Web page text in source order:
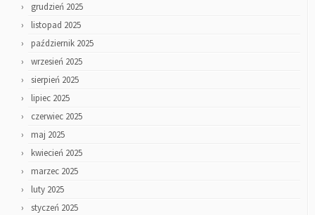
grudzień 2025
listopad 2025
październik 2025
wrzesień 2025
sierpień 2025
lipiec 2025
czerwiec 2025
maj 2025
kwiecień 2025
marzec 2025
luty 2025
styczeń 2025